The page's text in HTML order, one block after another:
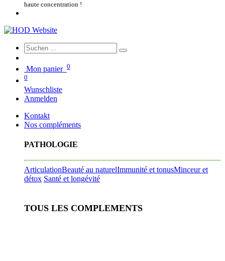
haute concentration !
Mon panier 0
0
Wunschliste
Anmelden
Kontakt
Nos compléments
PATHOLOGIE
ArticulationBeauté au naturelImmunité et tonusMinceur et
détox Santé et longévité
TOUS LES COMPLEMENTS